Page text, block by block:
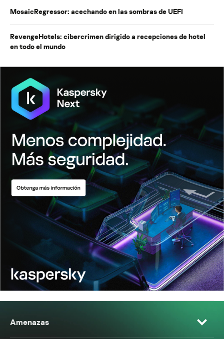
MosaicRegressor: acechando en las sombras de UEFI
RevengeHotels: cibercrimen dirigido a recepciones de hotel
en todo el mundo
Amenazas